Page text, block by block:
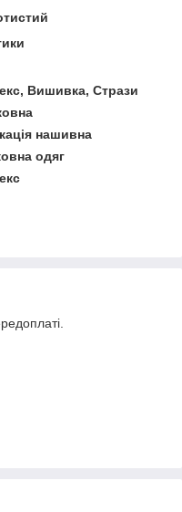
Вишивка, Стрази
нашивна
одяг